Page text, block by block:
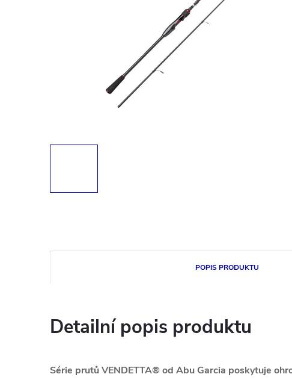
POPIS PRODUKTU
Detailní popis produktu
Série prutů VENDETTA® od Abu Garcia poskytuje